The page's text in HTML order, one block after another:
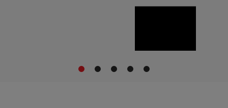
1 2 3 4 5